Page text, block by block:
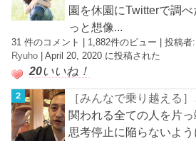
園を休園にTwitterで調
っと想像...
31 件のコメント 1,882件のビュー |投稿者:
Ryuho |April 20, 2020 に投稿された
20いいね！
［みんなで乗り越える
関われる全ての人を片
思考停止に陥らないよ